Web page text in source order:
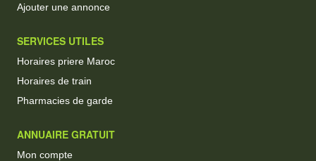
Ajouter une annonce
SERVICES UTILES
Horaires priere Maroc
Horaires de train
Pharmacies de garde
ANNUAIRE GRATUIT
Mon compte